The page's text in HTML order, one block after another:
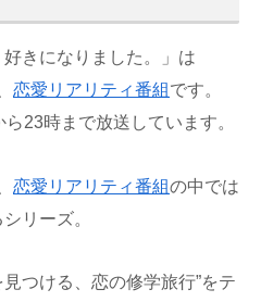
好きになりました。」は
恋愛 リアリティ番組 です。
23時まで放送しています。
恋愛 リアリティ番組の中では
リーズ。
つける、恋の修学旅行”をテ